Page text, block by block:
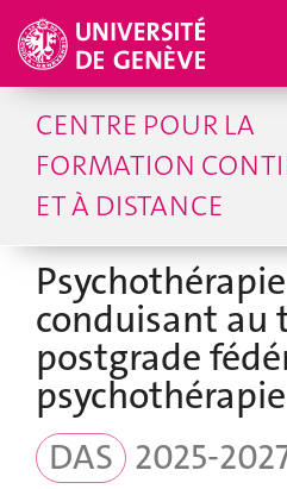
CENTRE POUR LA
FORMATION
ET À DISTANCE
conduisant au
postgrade
psychothérapie
DAS 2025-